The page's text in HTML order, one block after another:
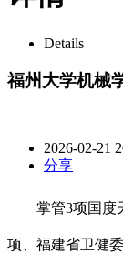
Details
福州大学机械
2026-02-21
分享
掌管3项国度天
项、福建省卫健